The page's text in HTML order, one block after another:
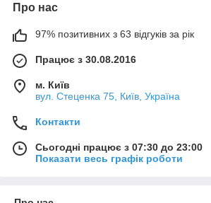
Про нас
97% позитивних з 63 відгуків за рік
Працює з 30.08.2016
м. Київ
вул. Стеценка 75, Київ, Україна
Контакти
Сьогодні працює з 07:30 до 23:00
Показати весь графік роботи